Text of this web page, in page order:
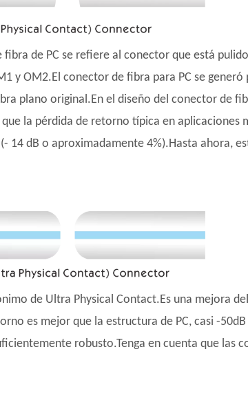
fibra de PC se refiere al conector que está
y OM2.El conector de fibra para PC se
plano original.En el diseño del conector de
la pérdida de retorno típica en
14 dB o aproximadamente 4%).Hasta ahora,
de Ultra Physical Contact.Es una mejora
es mejor que la estructura de PC, casi -
robusto.Tenga en cuenta que